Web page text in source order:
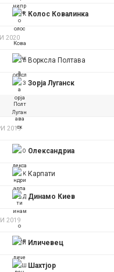
Колос Ковалинка
2020
Ворксла Полтава
Зорја Луганск
2019
Олександриа
Карпати
Динамо Киев
2019
Иличевец
Шахтјор